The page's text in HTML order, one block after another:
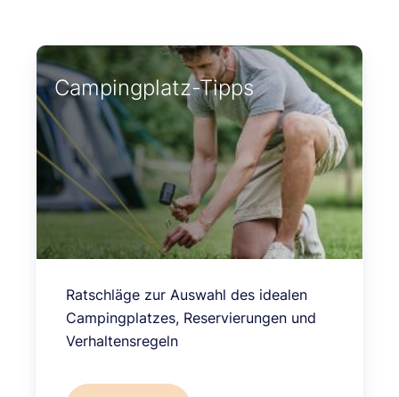
Campingplatz-Tipps
Ratschläge zur Auswahl des idealen
Campingplatzes, Reservierungen und
Verhaltensregeln